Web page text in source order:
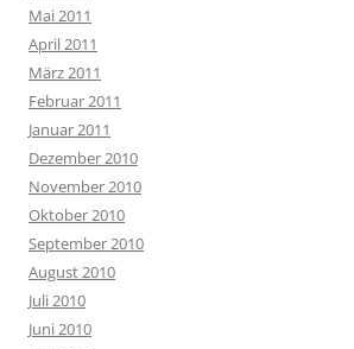
Mai 2011
April 2011
März 2011
Februar 2011
Januar 2011
Dezember 2010
November 2010
Oktober 2010
September 2010
August 2010
Juli 2010
Juni 2010